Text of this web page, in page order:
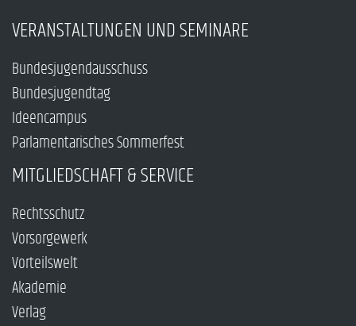
VERANSTALTUNGEN UND SEMINARE
Bundesjugendausschuss
Bundesjugendtag
Ideencampus
Parlamentarisches Sommerfest
MITGLIEDSCHAFT & SERVICE
Rechtsschutz
Vorsorgewerk
Vorteilswelt
Akademie
Verlag